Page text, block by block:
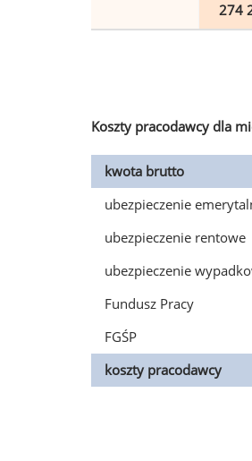
274
Koszty pracodawcy dla
kwota brutto
ubezpieczenie
ubezpieczenie rentowe
ubezpieczenie
Fundusz Pracy
FGŚP
koszty pracodawcy